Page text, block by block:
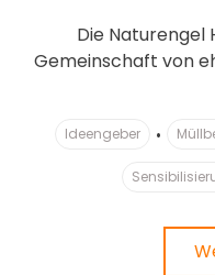
Die Naturengel
Gemeinschaft von
Ideengeber